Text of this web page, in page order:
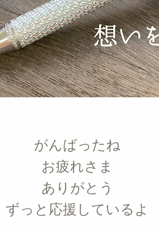
がんばったね
お疲れさま
ありがとう
ずっと応援しているよ